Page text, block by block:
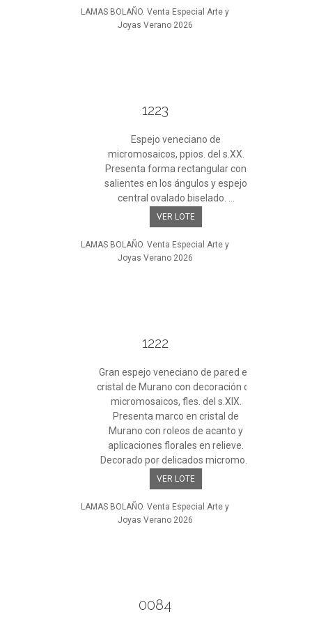
LAMAS BOLAÑO. Venta Especial Arte y
Joyas Verano 2026
1223
Espejo veneciano de
micromosaicos, ppios. del s.XX.
Presenta forma rectangular con
salientes en los ángulos y espejo
central ovalado biselado. ...
VER LOTE
LAMAS BOLAÑO. Venta Especial Arte y
Joyas Verano 2026
1222
Gran espejo veneciano de pared en
cristal de Murano con decoración de
micromosaicos, fles. del s.XIX.
Presenta marco en cristal de
Murano con roleos de acanto y
aplicaciones florales en relieve.
Decorado por delicados micromo...
VER LOTE
LAMAS BOLAÑO. Venta Especial Arte y
Joyas Verano 2026
0084